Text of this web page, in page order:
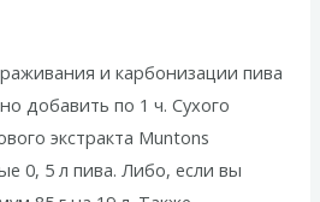
и карбонизации пива
добавить по 1 ч. Сухого
экстракта Muntons
0, 5 л пива. Либо, если вы